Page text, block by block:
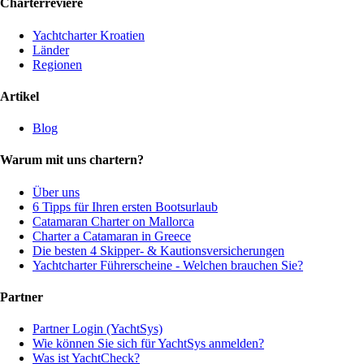
Charterreviere
Yachtcharter Kroatien
Länder
Regionen
Artikel
Blog
Warum mit uns chartern?
Über uns
6 Tipps für Ihren ersten Bootsurlaub
Catamaran Charter on Mallorca
Charter a Catamaran in Greece
Die besten 4 Skipper- & Kautionsversicherungen
Yachtcharter Führerscheine - Welchen brauchen Sie?
Partner
Partner Login (YachtSys)
Wie können Sie sich für YachtSys anmelden?
Was ist YachtCheck?